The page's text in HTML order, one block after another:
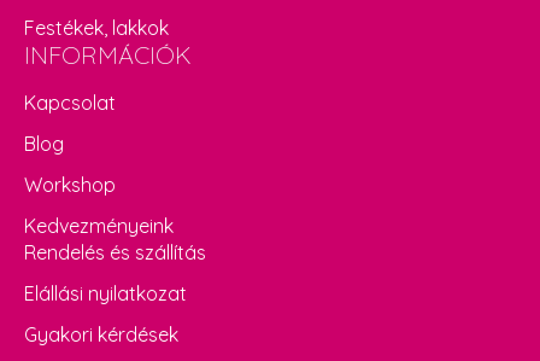
Festékek, lakkok
INFORMÁCIÓK
Kapcsolat
Blog
Workshop
Kedvezményeink
Rendelés és szállítás
Elállási nyilatkozat
Gyakori kérdések